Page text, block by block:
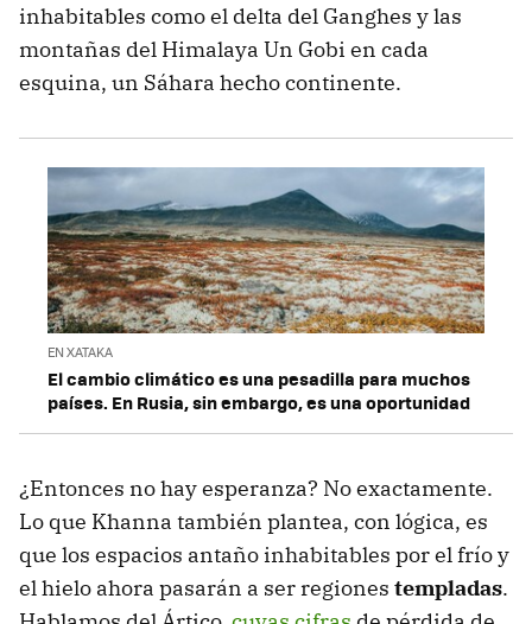
inhabitables como el delta del Ganghes y las
montañas del Himalaya Un Gobi en cada
esquina, un Sáhara hecho continente.
EN XATAKA
El cambio climático es una pesadilla para muchos
países. En Rusia, sin embargo, es una oportunidad
¿Entonces no hay esperanza? No exactamente.
Lo que Khanna también plantea, con lógica, es
que los espacios antaño inhabitables por el frío y
el hielo ahora pasarán a ser regiones templadas.